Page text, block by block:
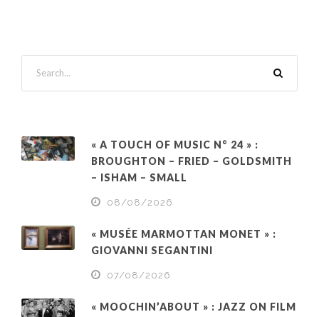
« A TOUCH OF MUSIC N° 24 » :
BROUGHTON – FRIED – GOLDSMITH
– ISHAM – SMALL
08/08/2026
« MUSÉE MARMOTTAN MONET » :
GIOVANNI SEGANTINI
07/08/2026
« MOOCHIN’ABOUT » : JAZZ ON FILM